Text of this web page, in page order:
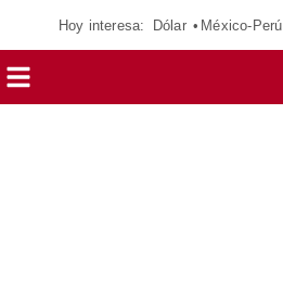
Hoy interesa: Dólar México-Perú